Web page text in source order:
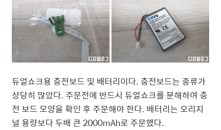
듀얼쇼크용 충전보드 및 배터리이다. 충전보드는 종류가
상당히 많았다. 주문전에 반드시 듀얼쇼크를 분해하여 충
전 보드 모양을 확인 후 주문해야 한다. 배터리는 오리지
널 용량보다 두배 큰 2000mAh로 주문했다.